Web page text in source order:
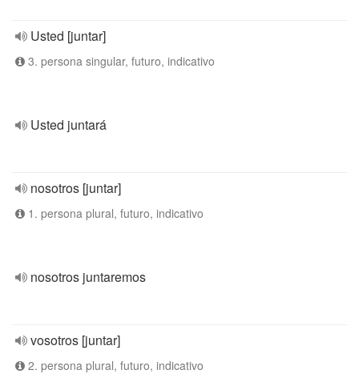
Usted [juntar]
3. persona singular, futuro, indicativo
Usted juntará
nosotros [juntar]
1. persona plural, futuro, indicativo
nosotros juntaremos
vosotros [juntar]
2. persona plural, futuro, indicativo